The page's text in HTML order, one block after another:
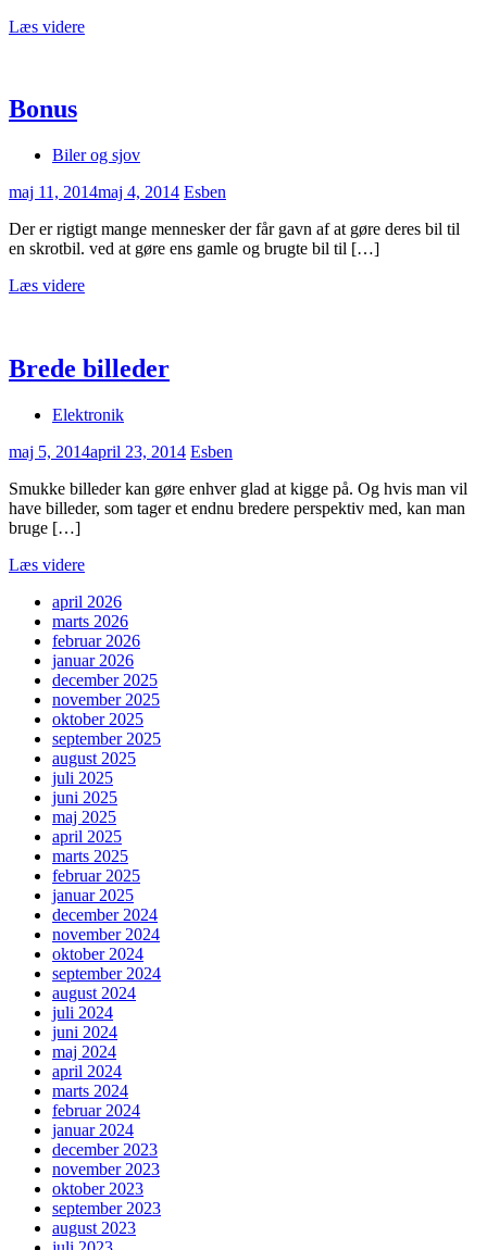
Læs videre
Bonus
Biler og sjov
maj 11, 2014maj 4, 2014 Esben
Der er rigtigt mange mennesker der får gavn af at gøre deres bil til
en skrotbil. ved at gøre ens gamle og brugte bil til […]
Læs videre
Brede billeder
Elektronik
maj 5, 2014april 23, 2014 Esben
Smukke billeder kan gøre enhver glad at kigge på. Og hvis man vil
have billeder, som tager et endnu bredere perspektiv med, kan man
bruge […]
Læs videre
april 2026
marts 2026
februar 2026
januar 2026
december 2025
november 2025
oktober 2025
september 2025
august 2025
juli 2025
juni 2025
maj 2025
april 2025
marts 2025
februar 2025
januar 2025
december 2024
november 2024
oktober 2024
september 2024
august 2024
juli 2024
juni 2024
maj 2024
april 2024
marts 2024
februar 2024
januar 2024
december 2023
november 2023
oktober 2023
september 2023
august 2023